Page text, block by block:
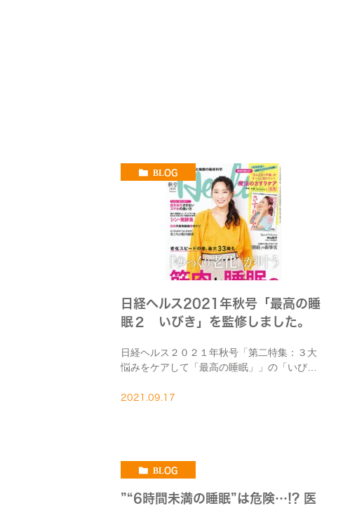
BLOG
日経ヘルス2021年秋号「最高の睡
眠２ いびき」を監修しました。
日経ヘルス２０２１年秋号「第二特集：３大
悩みをケアして「最高の睡眠」」の「いび
時無呼吸と更年期の関係、治療法・セルフケ
2021.09.17
BLOG
”“6時間未満の睡眠”は危険…!? 医